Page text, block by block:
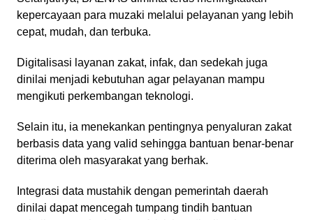
kepercayaan para muzaki melalui pelayanan yang lebih
cepat, mudah, dan terbuka.
Digitalisasi layanan zakat, infak, dan sedekah juga
dinilai menjadi kebutuhan agar pelayanan mampu
mengikuti perkembangan teknologi.
Selain itu, ia menekankan pentingnya penyaluran zakat
berbasis data yang valid sehingga bantuan benar-benar
diterima oleh masyarakat yang berhak.
Integrasi data mustahik dengan pemerintah daerah
dinilai dapat mencegah tumpang tindih bantuan